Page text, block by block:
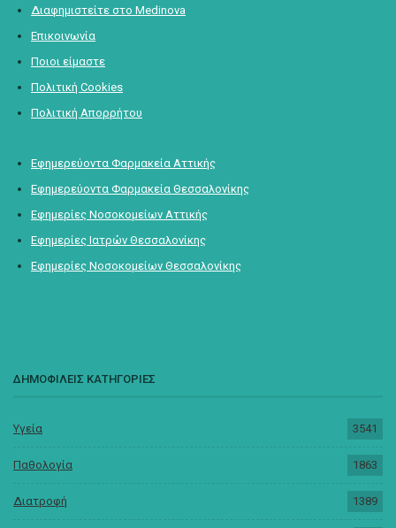
Διαφημιστείτε στο Medinova
Επικοινωνία
Ποιοι είμαστε
Πολιτική Cookies
Πολιτική Απορρήτου
Εφημερεύοντα Φαρμακεία Αττικής
Εφημερεύοντα Φαρμακεία Θεσσαλονίκης
Εφημερίες Νοσοκομείων Αττικής
Εφημερίες Ιατρών Θεσσαλονίκης
Εφημερίες Νοσοκομείων Θεσσαλονίκης
ΔΗΜΟΦΙΛΕΙΣ ΚΑΤΗΓΟΡΙΕΣ
Υγεία 3541
Παθολογία 1863
Διατροφή 1389